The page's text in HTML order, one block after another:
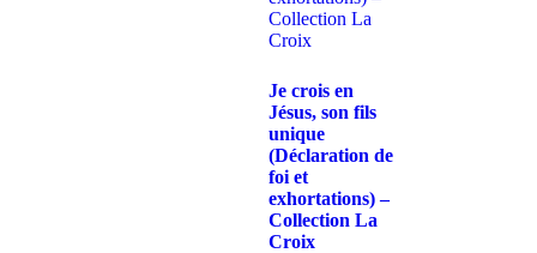
Je crois en
Jésus, son fils
unique
(Déclaration de
foi et
exhortations) –
Collection La
Croix